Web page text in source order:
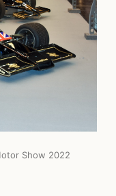
Show 2022